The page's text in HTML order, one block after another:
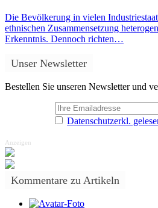
Die Bevölkerung in vielen
ethnischen Zusammensetzung
Erkenntnis. Dennoch richten…
Unser Newsletter
Bestellen Sie unseren Newsletter und
Datenschutzerkl.
Anzeigen
Kommentare zu Artikeln